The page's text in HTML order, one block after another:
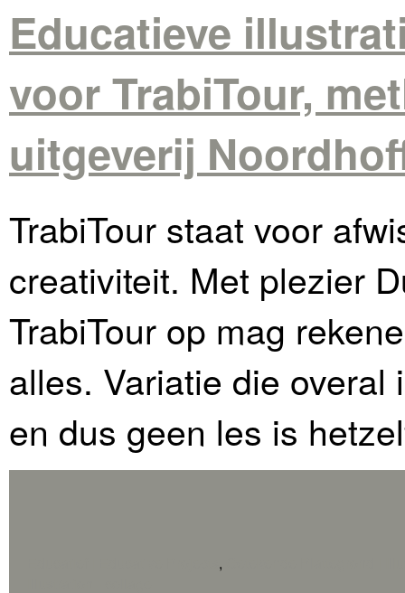
Educatieve
voor TrabiTour,
uitgeverij
TrabiTour staat voor
creativiteit. Met plezier
TrabiTour op mag
alles. Variatie die
en dus geen les is
,